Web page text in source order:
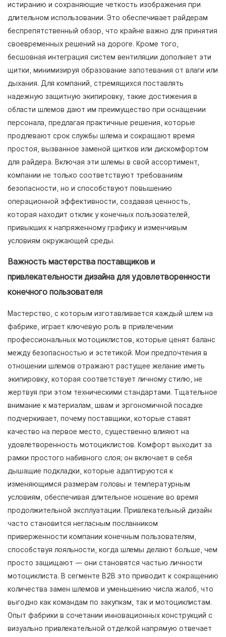
истиранию и сохраняющие четкость изображения при
длительном использовании. Это обеспечивает райдерам
беспрепятственный обзор, что крайне важно для принятия
своевременных решений на дороге. Кроме того,
бесшовная интеграция систем вентиляции дополняет эти
щитки, минимизируя образование запотевания от влаги или
дыхания. Для компаний, стремящихся поставлять
надежную защитную экипировку, такие достижения в
области шлемов дают им преимущество при оснащении
персонала, предлагая практичные решения, которые
продлевают срок службы шлема и сокращают время
простоя, вызванное заменой щитков или дискомфортом
для райдера. Включая эти шлемы в свой ассортимент,
компании не только соответствуют требованиям
безопасности, но и способствуют повышению
операционной эффективности, создавая ценность,
которая находит отклик у конечных пользователей,
привыкших к напряженному графику и изменчивым
условиям окружающей среды.
Важность мастерства поставщиков и
привлекательности дизайна для удовлетворенности
конечного пользователя
Мастерство, с которым изготавливается каждый шлем на
фабрике, играет ключевую роль в привлечении
профессиональных мотоциклистов, которые ценят баланс
между безопасностью и эстетикой. Мои предпочтения в
отношении шлемов отражают растущее желание иметь
экипировку, которая соответствует личному стилю, не
жертвуя при этом техническими стандартами. Тщательное
внимание к материалам, швам и эргономичной посадке
подчеркивает, почему поставщики, которые ставят
качество на первое место, существенно влияют на
удовлетворенность мотоциклистов. Комфорт выходит за
рамки простого набивного слоя; он включает в себя
дышащие подкладки, которые адаптируются к
изменяющимся размерам головы и температурным
условиям, обеспечивая длительное ношение во время
продолжительной эксплуатации. Привлекательный дизайн
часто становится негласным посланником
приверженности компании конечным пользователям,
способствуя лояльности, когда шлемы делают больше, чем
просто защищают — они становятся частью личности
мотоциклиста. В сегменте B2B это приводит к сокращению
количества замен шлемов и уменьшению числа жалоб, что
выгодно как командам по закупкам, так и мотоциклистам.
Опыт фабрики в сочетании инновационных конструкций с
визуально привлекательной отделкой напрямую отвечает